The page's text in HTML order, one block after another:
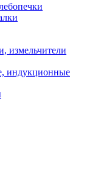
измельчители
индукционные